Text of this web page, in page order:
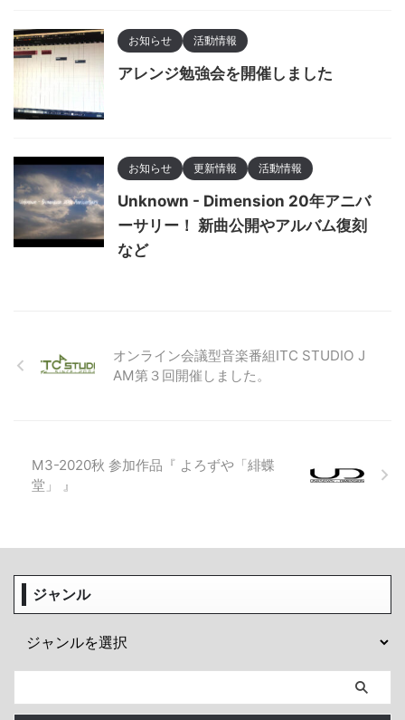
お知らせ 活動情報
アレンジ勉強会を開催しました
お知らせ 更新情報 活動情報
Unknown - Dimension 20年アニバ
ーサリー！ 新曲公開やアルバム復刻
など
オンライン会議型音楽番組ITC STUDIO J
AM第３回開催しました。
M3-2020秋 参加作品『 よろずや「緋蝶
堂」 』
ジャンル